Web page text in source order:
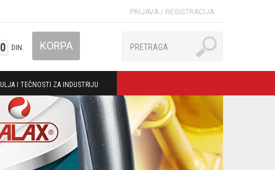
PRIJAVA / REGISTRACIJA
0 DIN. KORPA
ULJA I TEČNOSTI ZA INDUSTRIJU